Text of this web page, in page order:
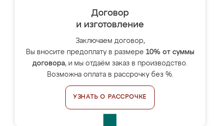
Договор
и изготовление
Заключаем договор,
Вы вносите предоплату в размере 10% от суммы
договора, и мы отдаём заказ в производство.
Возможна оплата в рассрочку без %.
УЗНАТЬ О РАССРОЧКЕ